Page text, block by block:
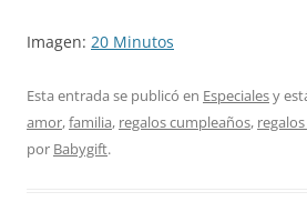
Imagen: 20 Minutos
Esta entrada se publicó en Especialesy
amor,familia, regalos cumpleaños,
por Babygift.